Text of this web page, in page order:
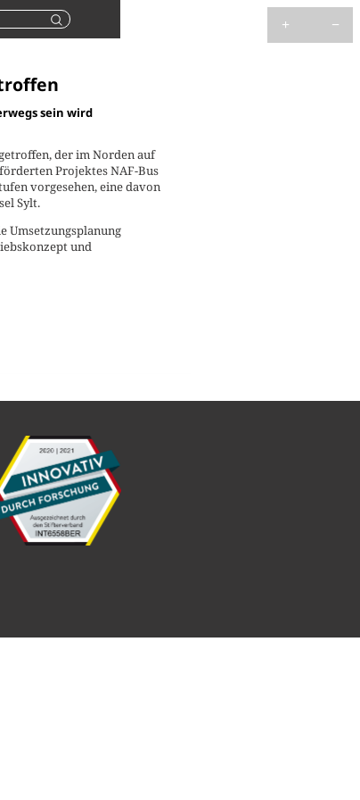
Suchen
sein wird
der im Norden auf
Projektes NAF-Bus
vorgesehen, eine davon
Sylt.
und